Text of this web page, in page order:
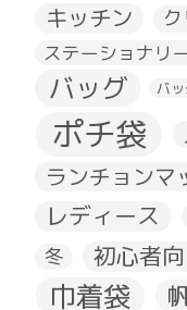
キッチン
ステーショナリ
バッグ バ
ポチ袋
ランチョンマ
レディース
冬 初心者
巾着袋